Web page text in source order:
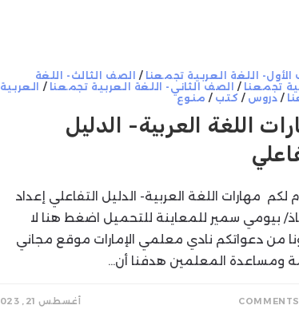
اللغة العربية تجمعنا / الصف الثالث- اللغة
تجمعنا / الصف الثاني- اللغة العربية تجمعنا / العربية
/ دروس / كتب / منوع
اللغة العربية- الدليل
لكم مهارات اللغة العربية- الدليل التفاعلي إعداد
بيومي سمير للمعاينة للتحميل اضغط هنا لا
من دعواتكم نادي معلمي الإمارات موقع مجاني
ومساعدة المعلمين هدفنا أن…
أغسطس 21, 2023